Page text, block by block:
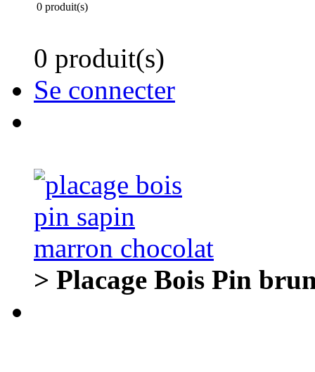
0 produit(s)
0 produit(s)
Se connecter
> Placage Bois Pin